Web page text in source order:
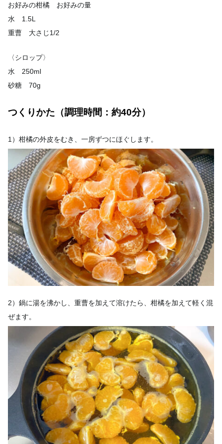
お好みの柑橘 お好みの量
水 1.5L
重曹 大さじ1/2
〈シロップ〉
水 250ml
砂糖 70g
つくりかた（調理時間：約40分）
1）柑橘の外皮をむき、一房ずつにほぐします。
2）鍋に湯を沸かし、重曹を加えて溶けたら、柑橘を加えて軽く混
ぜます。